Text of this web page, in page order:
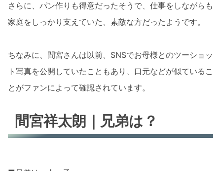
さらに、パン作りも得意だったそうで、仕事をしながらも
家庭をしっかり支えていた、素敵な方だったようです。
ちなみに、間宮さんは以前、SNSでお母様とのツーショッ
ト写真を公開していたこともあり、口元などが似ているこ
とがファンによって確認されています。
間宮祥太朗｜兄弟は？